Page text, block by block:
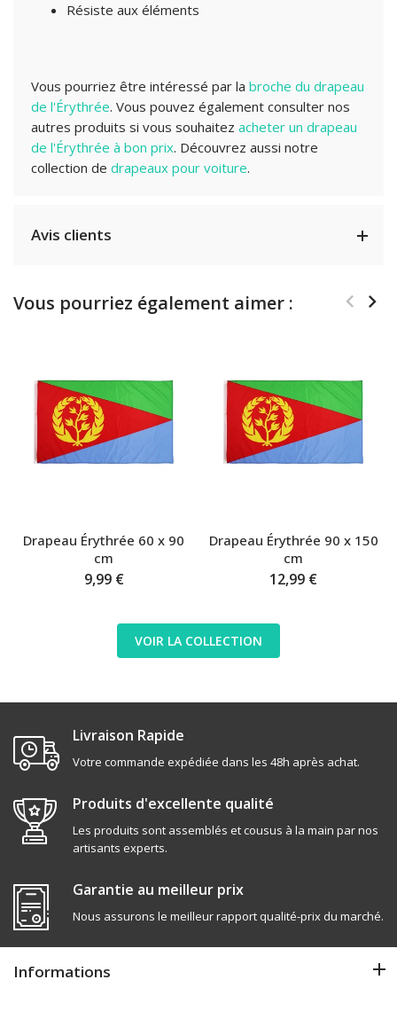
Résiste aux éléments
Vous pourriez être intéressé par la broche du drapeau
de l'Érythrée. Vous pouvez également consulter nos
autres produits si vous souhaitez acheter un drapeau
de l'Érythrée à bon prix. Découvrez aussi notre
collection de drapeaux pour voiture.
Avis clients
Vous pourriez également aimer :
Drapeau Érythrée 60 x 90
cm
9,99 €
Drapeau Érythrée 90 x 150
cm
12,99 €
VOIR LA COLLECTION
Livraison Rapide
Votre commande expédiée dans les 48h après achat.
Produits d'excellente qualité
Les produits sont assemblés et cousus à la main par nos
artisants experts.
Garantie au meilleur prix
Nous assurons le meilleur rapport qualité-prix du marché.
Informations